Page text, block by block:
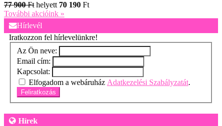
77 900 Ft helyett 70 190 Ft
További akcióink »
Hírlevél
Iratkozzon fel hírlevelünkre!
Az Ön neve:
Email cím:
Kapcsolat:
Elfogadom a webáruház Adatkezelési Szabályzatát.
Feliratkozás
Hírek